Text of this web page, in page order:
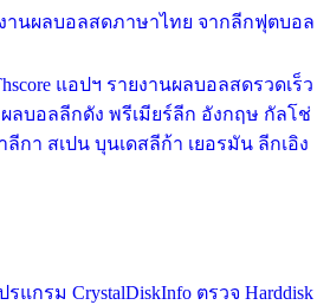
งานผลบอลสดภาษาไทย จากลีกฟุตบอล
แอปฯ รายงานผลบอลสดรวดเร็ว
ลบอลลีกดัง พรีเมียร์ลีก อังกฤษ กัลโช่
ลีกา สเปน บุนเดสลีก้า เยอรมัน ลีกเอิง
รแกรม CrystalDiskInfo ตรวจ Harddisk